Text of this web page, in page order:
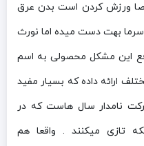
ورزش کردن است بدن عرق
بهت دست میده اما نورث
این مشکل محصولی به اسم
ارائه داده که بسیار مفید
نامدار سال هاست که در
تازی میکنند . واقعا هم